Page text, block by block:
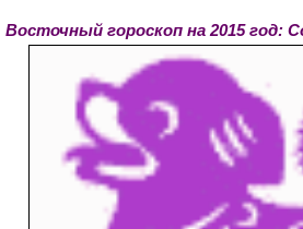
Восточный гороскоп на 2015 год: